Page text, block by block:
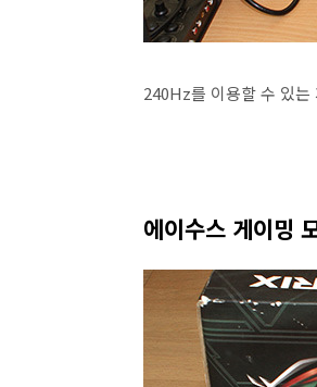
240Hz를 이용할 수 있는
에이수스 게이밍